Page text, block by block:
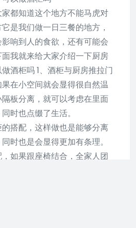
都知道这个地方不能马虎对
是我们做一日三餐的地方，
响到人的食欲，还有可能会
我就来给大家介绍一下厨房
酒柜吗 1、酒柜与厨房推拉门
在小空间就会显得很自然温
板分离，就可以考虑在里面
时也点缀了生活。
搭配，这样做也是能够分离
时也是会显得更加有条理。
如果跟座椅结合，全家人团